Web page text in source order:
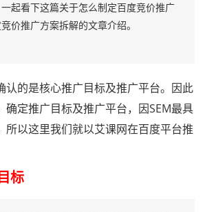
起看下这篇关于怎么制定百度竞价推广
价推广方案拆解的文章介绍。
的是核心推广目标及推广平台。因此
确定推广目标及推广平台，因SEM最具
所以这里我们就以艾课网在百度平台推
标